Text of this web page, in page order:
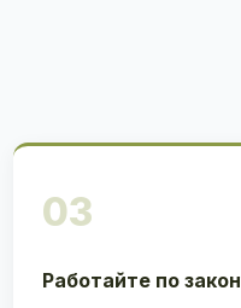
03
Работайте по